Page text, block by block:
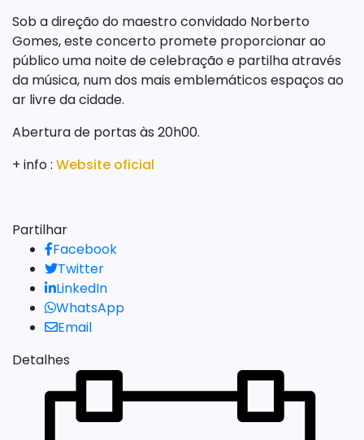
Sob a direção do maestro convidado Norberto
Gomes, este concerto promete proporcionar ao
público uma noite de celebração e partilha através
da música, num dos mais emblemáticos espaços ao
ar livre da cidade.
Abertura de portas às 20h00.
+ info : Website oficial
Partilhar
Facebook
Twitter
LinkedIn
WhatsApp
Email
Detalhes